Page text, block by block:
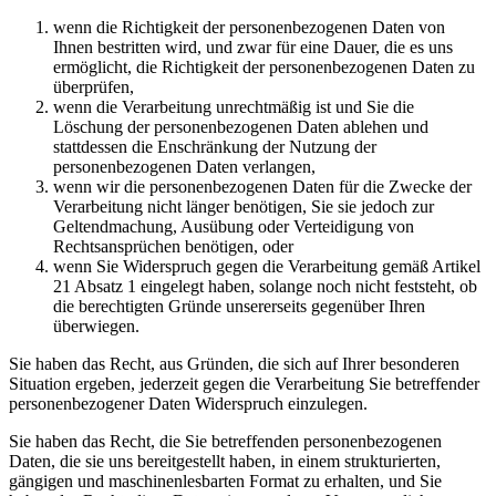
wenn die Richtigkeit der personenbezogenen Daten von
Ihnen bestritten wird, und zwar für eine Dauer, die es uns
ermöglicht, die Richtigkeit der personenbezogenen Daten zu
überprüfen,
wenn die Verarbeitung unrechtmäßig ist und Sie die
Löschung der personenbezogenen Daten ablehen und
stattdessen die Enschränkung der Nutzung der
personenbezogenen Daten verlangen,
wenn wir die personenbezogenen Daten für die Zwecke der
Verarbeitung nicht länger benötigen, Sie sie jedoch zur
Geltendmachung, Ausübung oder Verteidigung von
Rechtsansprüchen benötigen, oder
wenn Sie Widerspruch gegen die Verarbeitung gemäß Artikel
21 Absatz 1 eingelegt haben, solange noch nicht feststeht, ob
die berechtigten Gründe unsererseits gegenüber Ihren
überwiegen.
Sie haben das Recht, aus Gründen, die sich auf Ihrer besonderen
Situation ergeben, jederzeit gegen die Verarbeitung Sie betreffender
personenbezogener Daten Widerspruch einzulegen.
Sie haben das Recht, die Sie betreffenden personenbezogenen
Daten, die sie uns bereitgestellt haben, in einem strukturierten,
gängigen und maschinenlesbarten Format zu erhalten, und Sie